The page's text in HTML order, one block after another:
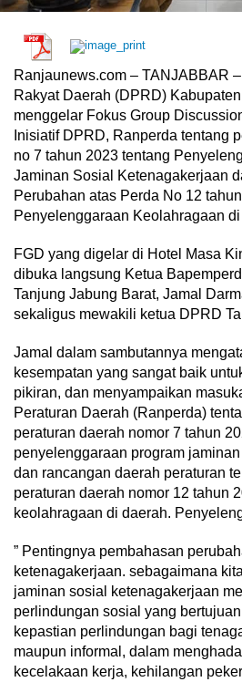
Ranjaunews.com – TANJABBAR
Rakyat Daerah (DPRD)
menggelar Fokus Group
Inisiatif DPRD, Ranperda tentang
no 7 tahun 2023 tentang
Jaminan Sosial Ketenagakerjaan
Perubahan atas Perda No 12
Penyelenggaraan Keolahragaan
FGD yang digelar di Hotel Masa
dibuka langsung Ketua
Tanjung Jabung Barat, Jamal
sekaligus mewakili ketua DPRD
Jamal dalam sambutannya
kesempatan yang sangat baik
pikiran, dan menyampaikan
Peraturan Daerah (Ranperda)
peraturan daerah nomor 7 tahun
penyelenggaraan program
dan rancangan daerah peraturan
peraturan daerah nomor 12 tahun
keolahragaan di daerah.
” Pentingnya pembahasan
ketenagakerjaan. sebagaimana
jaminan sosial ketenagakerjaan
perlindungan sosial yang
kepastian perlindungan bagi
maupun informal, dalam
kecelakaan kerja, kehilangan